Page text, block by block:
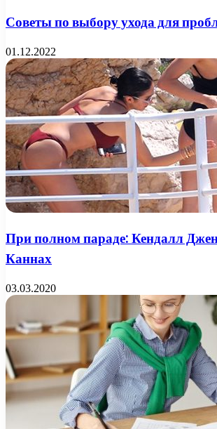
Советы по выбору ухода для
01.12.2022
При полном параде: Кендалл
Каннах
03.03.2020